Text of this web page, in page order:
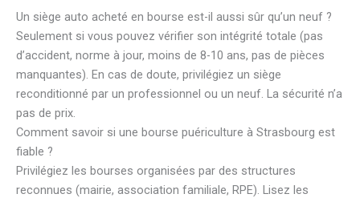
Un siège auto acheté en bourse est-il aussi sûr qu’un neuf ?
Seulement si vous pouvez vérifier son intégrité totale (pas
d’accident, norme à jour, moins de 8-10 ans, pas de pièces
manquantes). En cas de doute, privilégiez un siège
reconditionné par un professionnel ou un neuf. La sécurité n’a
pas de prix.
Comment savoir si une bourse puériculture à Strasbourg est
fiable ?
Privilégiez les bourses organisées par des structures
reconnues (mairie, association familiale, RPE). Lisez les